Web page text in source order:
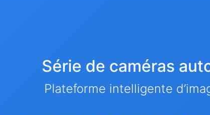
Série de caméras
Plateforme intelligente